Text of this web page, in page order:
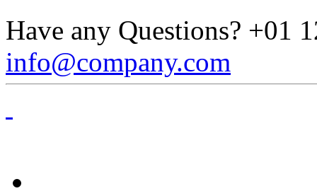
Have any Questions? +01
info@company.com